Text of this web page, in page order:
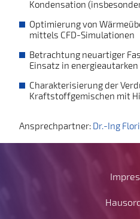
Kondensation
Optimierung von
mittels CFD-Simulationen
Betrachtung neuartiger
Einsatz in energieautarken
Charakterisierung der
Kraftstoffgemischen mit
Ansprechpartner: Dr.-Ing